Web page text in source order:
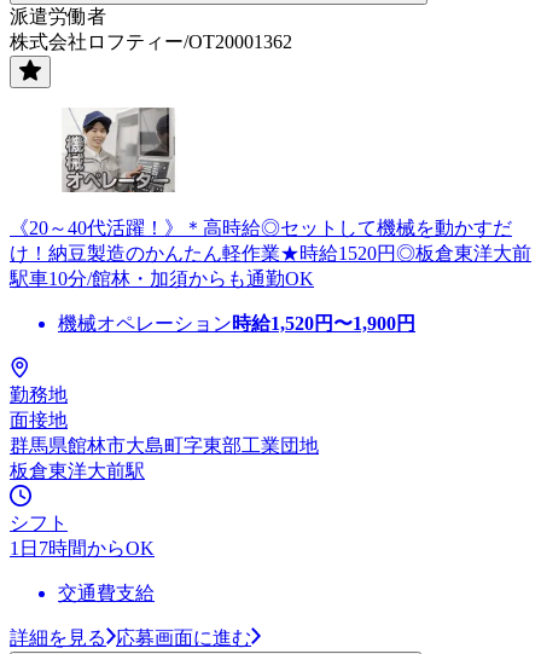
派遣労働者
株式会社ロフティー/OT20001362
《20～40代活躍！》＊高時給◎セットして機械を動かすだ
け！納豆製造のかんたん軽作業★時給1520円◎板倉東洋大前
駅車10分/館林・加須からも通勤OK
機械オペレーション時給1,520円〜1,900円
勤務地
面接地
群馬県館林市大島町字東部工業団地
板倉東洋大前駅
シフト
1日7時間からOK
交通費支給
詳細を見る 応募画面に進む